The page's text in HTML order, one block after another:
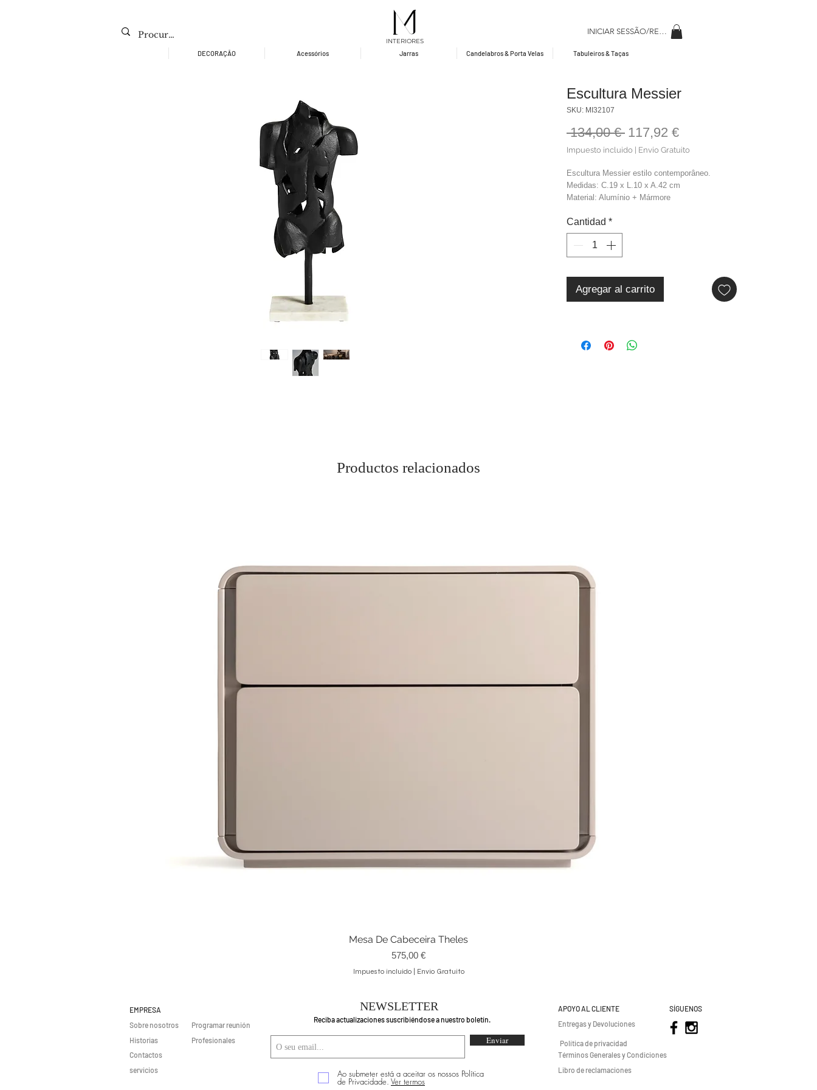
INTERIORES
INICIAR SESSÃO/REGISAR
DECORAÇÃO Acessórios Jarras Candelabros & Porta Velas Tabuleiros & Taças
Escultura Messier
SKU: MI32107
134,00 € Precio
117,92 €Precio
de
Impuesto incluido Envio Gratuito
Escultura Messier estilo contemporâneo.
Medidas: C.19 x L.10 x A.42 cm
Material: Alumínio + Mármore
Peso: 1,9 kg
Cantidad *
Agregar al carrito
Productos relacionados
Vista rápida
Mesa De Cabeceira Theles
Precio
575,00 €
Impuesto incluido| Envio Gratuito
EMPRESA
Sobre nosotros
Historias
Contactos
Programar reunión
Profesionales
servicios
NEWSLETTER
Reciba actualizaciones suscribiéndose a nuestro boletín.
Enviar
Ao submeter está a aceitar os nossos Política
de Privacidade. Ver termos
APOYO AL CLIENTE
Entregas y Devoluciones
SÍGUENOS
Política de privacidad
Términos Generales y Condiciones
Libro de reclamaciones